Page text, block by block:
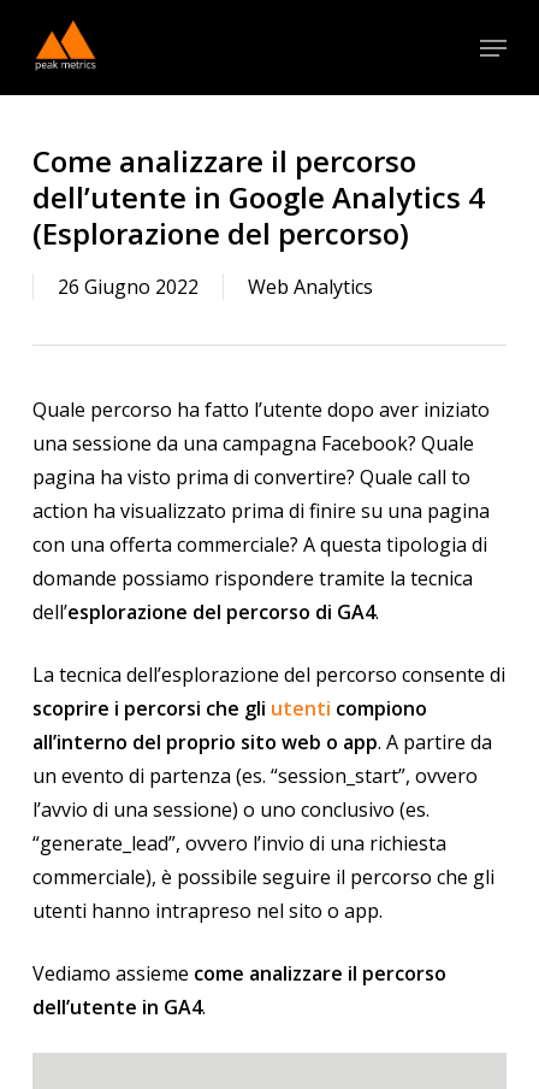
Menu
Come analizzare il percorso
dell’utente in Google Analytics 4
(Esplorazione del percorso)
26 Giugno 2022 Web Analytics
Quale percorso ha fatto l’utente dopo aver iniziato
una sessione da una campagna Facebook? Quale
pagina ha visto prima di convertire? Quale call to
action ha visualizzato prima di finire su una pagina
con una offerta commerciale? A questa tipologia di
domande possiamo rispondere tramite la tecnica
dell’esplorazione del percorso di GA4.
La tecnica dell’esplorazione del percorso consente di
scoprire i percorsi che gli utenti compiono
all’interno del proprio sito web o app. A partire da
un evento di partenza (es. “session_start”, ovvero
l’avvio di una sessione) o uno conclusivo (es.
“generate_lead”, ovvero l’invio di una richiesta
commerciale), è possibile seguire il percorso che gli
utenti hanno intrapreso nel sito o app.
Vediamo assieme come analizzare il percorso
dell’utente in GA4.